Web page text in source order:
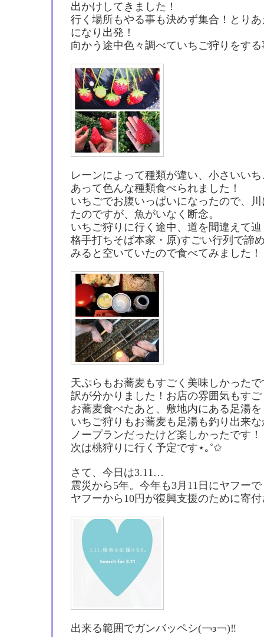
出かけしてきました！
行く場所もやる事も決めず集合！とり
になり出発！
向かう途中色々調べていちご狩りをす
レーンによって種類が違い、小さいい
あって色んな種類食べられました！
いちごでお腹いっぱいになったので、
たのですが、魚がいなく断念。
いちご狩りに行く途中、道を間違えて
格手打ちそば本家・原)すごい行列で諦
みると空いていたので食べてみました！
天ぷらもお蕎麦もすごく美味しかった
訳が分かりました！お店の雰囲気もす
お蕎麦食べたあと、敷地内にある足湯
いちご狩りもお蕎麦も足湯も釣り出来
ノープランだったけど楽しかったです！
次は桃狩りに行く予定です⋆｡˚✩
さて、今日は3.11…
震災から5年。今年も3月11日にヤフー
ヤフーから10円が復興支援のために寄
出来る範囲でガンバッペシ(￢з￢)‼︎